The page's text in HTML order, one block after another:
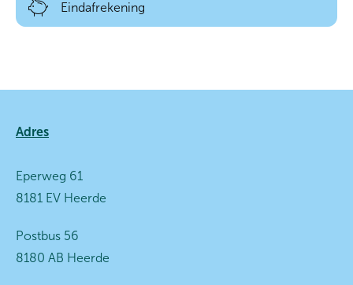
Eindafrekening
Contactinformatie
Adres
Eperweg 61
8181 EV Heerde
Postbus 56
8180 AB Heerde